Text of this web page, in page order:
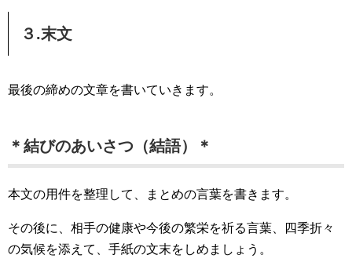
３.末文
最後の締めの文章を書いていきます。
＊結びのあいさつ（結語）＊
本文の用件を整理して、まとめの言葉を書きます。
その後に、相手の健康や今後の繁栄を祈る言葉、四季折々
の気候を添えて、手紙の文末をしめましょう。